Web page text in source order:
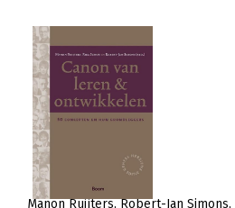
Manon Ruijters Robert-Jan Simons